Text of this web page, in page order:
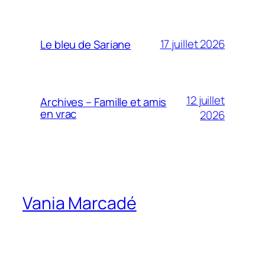
Le bleu de Sariane 17 juillet 2026
Archives – Famille et amis
en vrac
12 juillet
2026
Vania Marcadé